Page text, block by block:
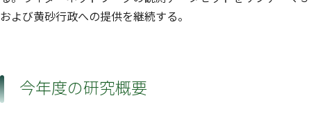
および黄砂行政への提供を継続する。
今年度の研究概要